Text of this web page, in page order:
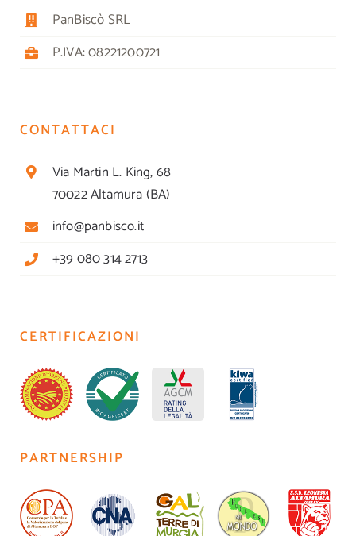
PanBiscò SRL
P.IVA: 08221200721
CONTATTACI
Via Martin L. King, 68
70022 Altamura (BA)
info@panbisco.it
+39 080 314 2713
CERTIFICAZIONI
PARTNERSHIP